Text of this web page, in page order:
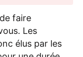
faire
Les
élus par les